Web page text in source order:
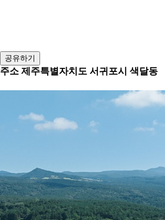
공유하기
주소 제주특별자치도 서귀포시 색달동